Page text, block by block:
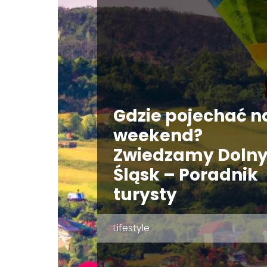
Gdzie pojechać
weekend?
Zwiedzamy
Śląsk – Poradnik
turysty
Lifestyle